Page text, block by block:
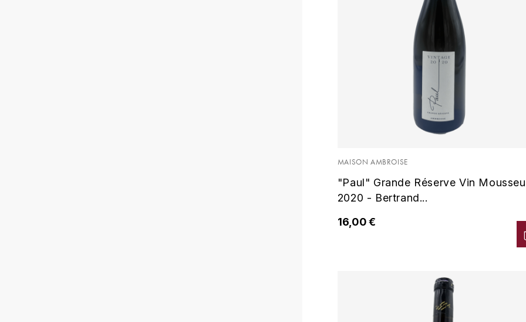
MAISON AMBROISE
"Paul" Grande Réserve Vin
2020 - Bertrand...
16,00 €